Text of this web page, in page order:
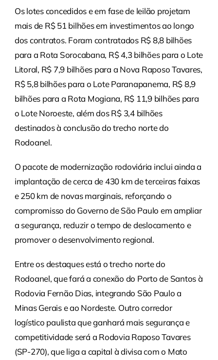
Os lotes concedidos e em fase de leilão projetam
mais de R$ 51 bilhões em investimentos ao longo
dos contratos. Foram contratados R$ 8,8 bilhões
para a Rota Sorocabana, R$ 4,3 bilhões para o Lote
Litoral, R$ 7,9 bilhões para a Nova Raposo Tavares,
R$ 5,8 bilhões para o Lote Paranapanema, R$ 8,9
bilhões para a Rota Mogiana, R$ 11,9 bilhões para
o Lote Noroeste, além dos R$ 3,4 bilhões
destinados à conclusão do trecho norte do
Rodoanel.
O pacote de modernização rodoviária inclui ainda a
implantação de cerca de 430 km de terceiras faixas
e 250 km de novas marginais, reforçando o
compromisso do Governo de São Paulo em ampliar
a segurança, reduzir o tempo de deslocamento e
promover o desenvolvimento regional.
Entre os destaques está o trecho norte do
Rodoanel, que fará a conexão do Porto de Santos à
Rodovia Fernão Dias, integrando São Paulo a
Minas Gerais e ao Nordeste. Outro corredor
logístico paulista que ganhará mais segurança e
competitividade será a Rodovia Raposo Tavares
(SP-270), que liga a capital à divisa com o Mato